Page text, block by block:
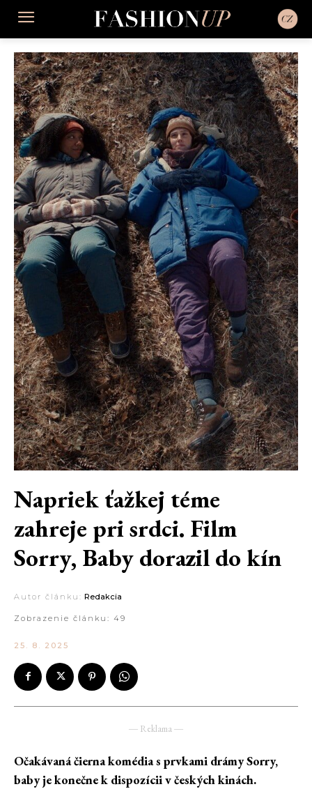
Napriek ťažkej téme
zahreje pri srdci. Film
Sorry, Baby dorazil do kín
Autor článku: Redakcia
Zobrazenie článku: 49
25. 8. 2025
― Reklama ―
Očakávaná čierna komédia s prvkami drámy Sorry,
baby je konečne k dispozícii v českých kinách.